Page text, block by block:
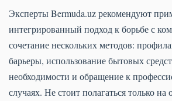
Эксперты Bermuda.uz рекомендуют
интегрированный подход к борьбе с
сочетание нескольких методов:
барьеры, использование бытовых
необходимости и обращение к
случаях. Не стоит полагаться только на